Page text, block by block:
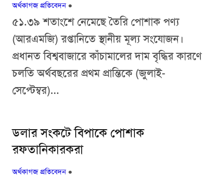
অর্থকাগজ প্রতিবেদন ●
৫১.৩৯ শতাংশে নেমেছে তৈরি পোশাক পণ্য
(আরএমজি) রপ্তানিতে স্থানীয় মূল্য সংযোজন।
প্রধানত বিশ্ববাজারে কাঁচামালের দাম বৃদ্ধির কারণে
চলতি অর্থবছরের প্রথম প্রান্তিকে (জুলাই-
সেপ্টেম্বর)...
ডলার সংকটে বিপাকে পোশাক
রফতানিকারকরা
অর্থকাগজ প্রতিবেদন ●